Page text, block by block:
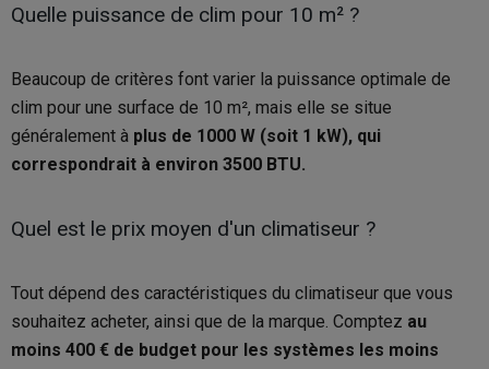
Quelle puissance de clim pour 10 m² ?
Beaucoup de critères font varier la puissance optimale de
clim pour une surface de 10 m², mais elle se situe
généralement à plus de 1000 W (soit 1 kW), qui
correspondrait à environ 3500 BTU.
Quel est le prix moyen d'un climatiseur ?
Tout dépend des caractéristiques du climatiseur que vous
souhaitez acheter, ainsi que de la marque. Comptez au
moins 400 € de budget pour les systèmes les moins